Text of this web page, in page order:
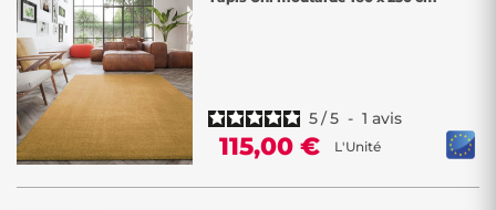
5/5 - 1 avis
115,00 € L'Unité